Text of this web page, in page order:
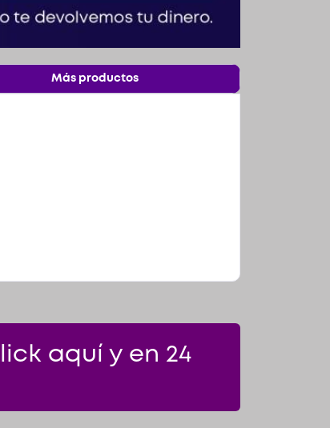
Más productos
aquí y en 24